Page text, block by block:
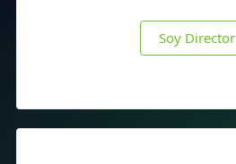
Soy Director